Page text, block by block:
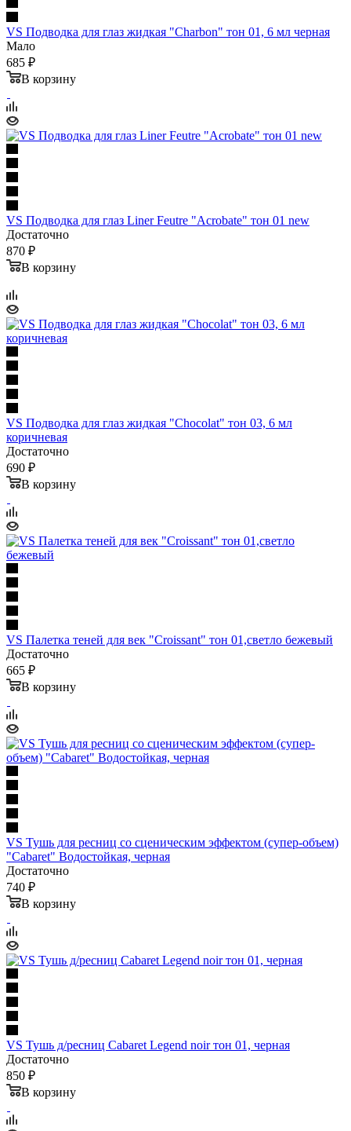
VS Подводка для глаз жидкая "Charbon" тон 01, 6 мл черная
Мало
685 ₽
В корзину
VS Подводка для глаз Liner Feutre "Acrobate" тон 01 new
Достаточно
870 ₽
В корзину
VS Подводка для глаз жидкая "Chocolat" тон 03, 6 мл
коричневая
Достаточно
690 ₽
В корзину
VS Палетка теней для век "Croissant" тон 01,светло бежевый
Достаточно
665 ₽
В корзину
VS Тушь для ресниц со сценическим эффектом (супер-объем)
"Cabaret" Водостойкая, черная
Достаточно
740 ₽
В корзину
VS Тушь д/ресниц Cabaret Legend noir тон 01, черная
Достаточно
850 ₽
В корзину